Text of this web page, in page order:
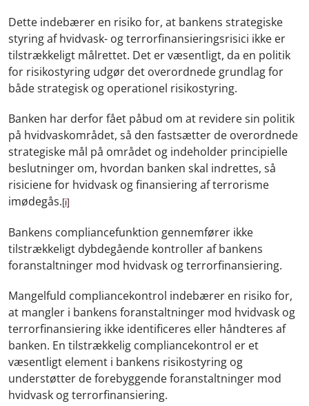
Dette indebærer en risiko for, at bankens strategiske
styring af hvidvask- og terrorfinansieringsrisici ikke er
tilstrækkeligt målrettet. Det er væsentligt, da en politik
for risikostyring udgør det overordnede grundlag for
både strategisk og operationel risikostyring.
Banken har derfor fået påbud om at revidere sin politik
på hvidvaskområdet, så den fastsætter de overordnede
strategiske mål på området og indeholder principielle
beslutninger om, hvordan banken skal indrettes, så
risiciene for hvidvask og finansiering af terrorisme
imødegås.[i]
Bankens compliancefunktion gennemfører ikke
tilstrækkeligt dybdegående kontroller af bankens
foranstaltninger mod hvidvask og terrorfinansiering.
Mangelfuld compliancekontrol indebærer en risiko for,
at mangler i bankens foranstaltninger mod hvidvask og
terrorfinansiering ikke identificeres eller håndteres af
banken. En tilstrækkelig compliancekontrol er et
væsentligt element i bankens risikostyring og
understøtter de forebyggende foranstaltninger mod
hvidvask og terrorfinansiering.